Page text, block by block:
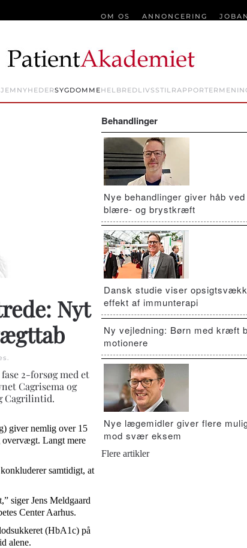
OM OS ANNONCERING
NYHEDERSYGDOMMEHELBREDLIVSSTILRAPPORTER
Nyt
.
2-forsøg med et
Cagrisema og
Cagrilintid.
giver nemlig over 15
overvægt. Langt mere
samtidigt, at
siger Jens Meldgaard
Center Aarhus.
(HbA1c) på
alene.
Behandlinger
Nye behandlinger giver håb ved
blære- og brystkræft
Dansk studie viser
effekt af immunterapi
Ny vejledning: Børn med kræft
motionere
Nye lægemidler giver flere
mod svær eksem
Flere artikler